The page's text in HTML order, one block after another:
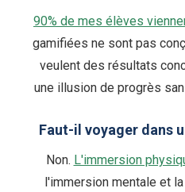
90% de mes élèves
gamifiées ne sont pas
veulent des résultats
une illusion de progrès
Faut-il voyager dans
Non. L'immersion
l'immersion mentale et